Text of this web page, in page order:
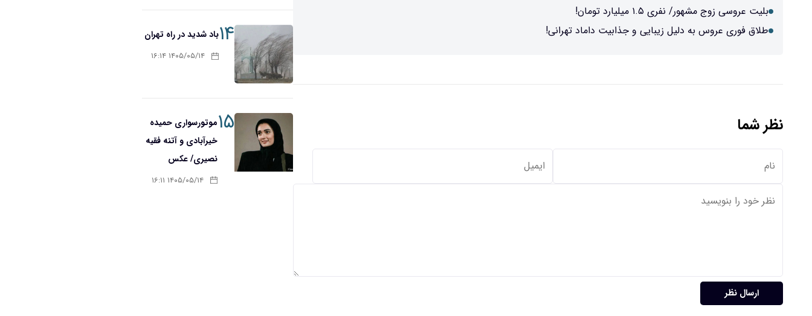
بلیت عروسی زوج مشهور/ نفری ۱.۵ میلیارد تومان!
طلاق فوری عروس به دلیل زیبایی و جذابیت داماد تهرانی!
نظر شما
ارسال نظر
۱۴باد شدید در راه تهران
۱۴۰۵/۰۵/۱۴ ۱۶:۱۴
۱۵موتورسواری حمیده
خیرآبادی و آتنه فقیه
نصیری/ عکس
۱۴۰۵/۰۵/۱۴ ۱۶:۱۱